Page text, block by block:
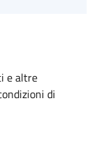
e altre
di